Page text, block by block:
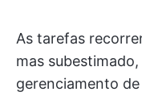
As tarefas
mas
gerenciamento